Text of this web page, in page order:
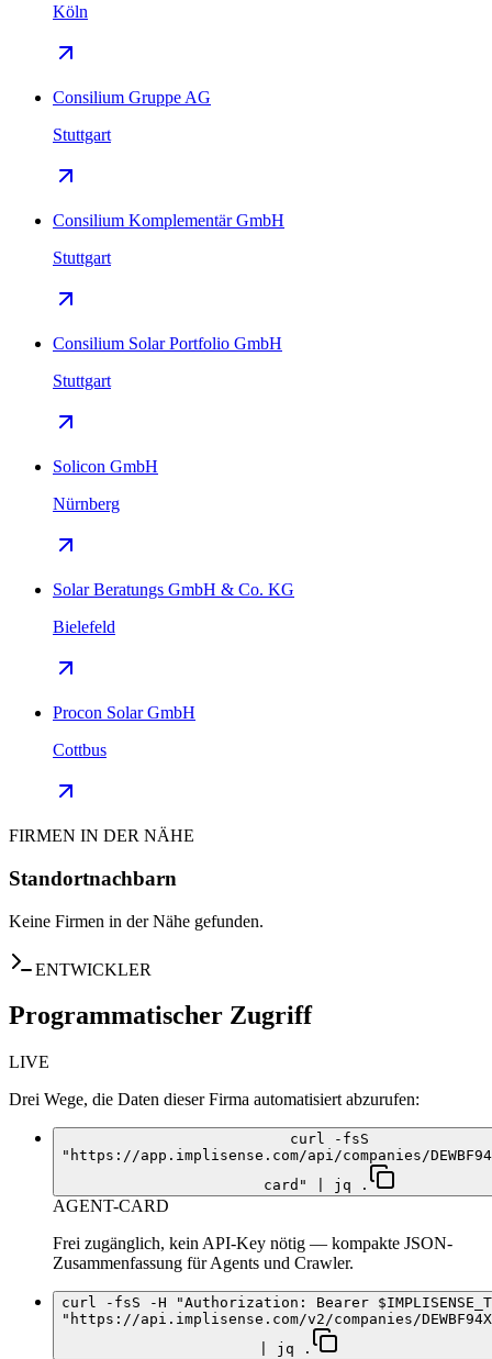
Köln
Consilium Gruppe AG
Stuttgart
Consilium Komplementär GmbH
Stuttgart
Consilium Solar Portfolio GmbH
Stuttgart
Solicon GmbH
Nürnberg
Solar Beratungs GmbH & Co. KG
Bielefeld
Procon Solar GmbH
Cottbus
FIRMEN IN DER NÄHE
Standortnachbarn
Keine Firmen in der Nähe gefunden.
ENTWICKLER
Programmatischer Zugriff
LIVE
Drei Wege, die Daten dieser Firma automatisiert abzurufen:
curl -fsS
"https://app.implisense.com/api/companies/
card" | jq .
AGENT-CARD
Frei zugänglich, kein API-Key nötig — kompakte JSON-
Zusammenfassung für Agents und Crawler.
curl -fsS -H "Authorization: Bearer
"https://api.implisense.com/v2/companies/
| jq .